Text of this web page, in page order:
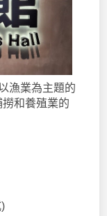
漁業為主題的
和養殖業的